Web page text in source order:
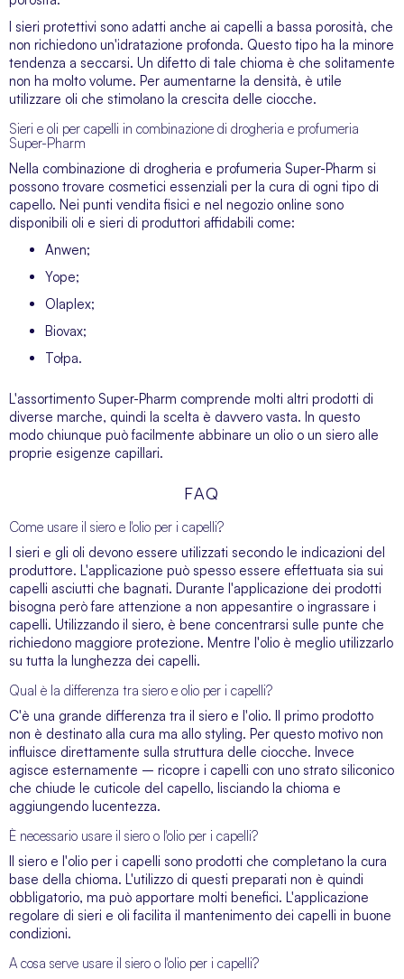
I sieri protettivi sono adatti anche ai capelli a bassa porosità, che
non richiedono un'idratazione profonda. Questo tipo ha la minore
tendenza a seccarsi. Un difetto di tale chioma è che solitamente
non ha molto volume. Per aumentarne la densità, è utile
utilizzare oli che stimolano la crescita delle ciocche.
Sieri e oli per capelli in combinazione di drogheria e profumeria
Super-Pharm
Nella combinazione di drogheria e profumeria Super-Pharm si
possono trovare cosmetici essenziali per la cura di ogni tipo di
capello. Nei punti vendita fisici e nel negozio online sono
disponibili oli e sieri di produttori affidabili come:
Anwen;
Yope;
Olaplex;
Biovax;
Tołpa.
L'assortimento Super-Pharm comprende molti altri prodotti di
diverse marche, quindi la scelta è davvero vasta. In questo
modo chiunque può facilmente abbinare un olio o un siero alle
proprie esigenze capillari.
FAQ
Come usare il siero e l'olio per i capelli?
I sieri e gli oli devono essere utilizzati secondo le indicazioni del
produttore. L'applicazione può spesso essere effettuata sia sui
capelli asciutti che bagnati. Durante l'applicazione dei prodotti
bisogna però fare attenzione a non appesantire o ingrassare i
capelli. Utilizzando il siero, è bene concentrarsi sulle punte che
richiedono maggiore protezione. Mentre l'olio è meglio utilizzarlo
su tutta la lunghezza dei capelli.
Qual è la differenza tra siero e olio per i capelli?
C'è una grande differenza tra il siero e l'olio. Il primo prodotto
non è destinato alla cura ma allo styling. Per questo motivo non
influisce direttamente sulla struttura delle ciocche. Invece
agisce esternamente – ricopre i capelli con uno strato siliconico
che chiude le cuticole del capello, lisciando la chioma e
aggiungendo lucentezza.
È necessario usare il siero o l'olio per i capelli?
Il siero e l'olio per i capelli sono prodotti che completano la cura
base della chioma. L'utilizzo di questi preparati non è quindi
obbligatorio, ma può apportare molti benefici. L'applicazione
regolare di sieri e oli facilita il mantenimento dei capelli in buone
condizioni.
A cosa serve usare il siero o l'olio per i capelli?